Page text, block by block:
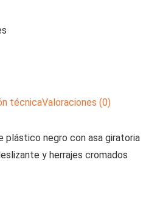
técnicaValoraciones (0)
plástico negro con asa giratoria
y herrajes cromados